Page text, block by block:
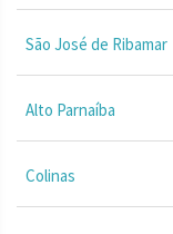
São José de Ribamar
Alto Parnaíba
Colinas